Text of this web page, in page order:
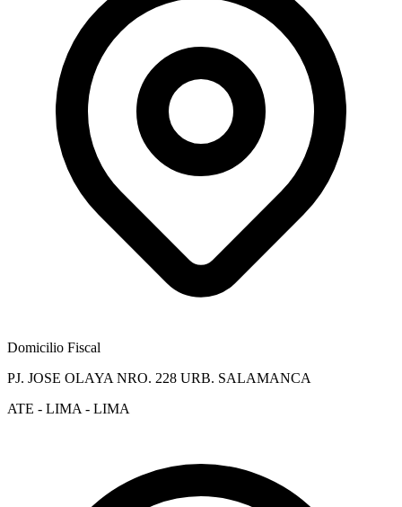
Domicilio Fiscal
PJ. JOSE OLAYA NRO. 228 URB. SALAMANCA
ATE - LIMA - LIMA